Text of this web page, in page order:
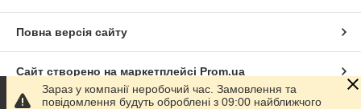
Повна версія сайту
Сайт створено на маркетплейсі Prom.ua
Зараз у компанії неробочий час. Замовлення та
повідомлення будуть оброблені з 09:00 найближчого